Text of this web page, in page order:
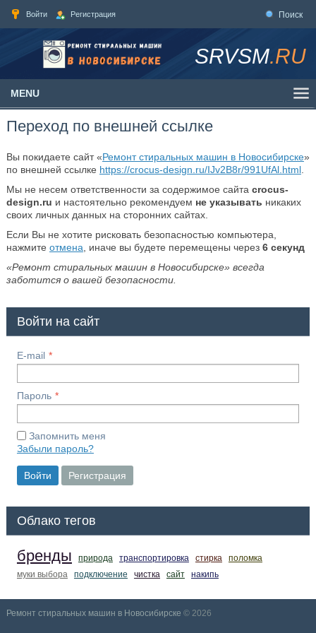
Войти Регистрация Поиск
SRVSM.RU
MENU
Переход по внешней ссылке
Вы покидаете сайт «Ремонт стиральных машин в Новосибирске»
по внешней ссылке https://crocus-design.ru/IJv2B8r/991UfAl.html.
Мы не несем ответственности за содержимое сайта crocus-
design.ru и настоятельно рекомендуем не указывать никаких
своих личных данных на сторонних сайтах.
Если Вы не хотите рисковать безопасностью компьютера,
нажмите отмена , иначе вы будете перемещены через 6секунд
«Ремонт стиральных машин в Новосибирске» всегда
заботится о вашей безопасности.
Войти на сайт
E-mail
Пароль
Запомнить меня
Забыли пароль?
Войти Регистрация
Облако тегов
бренды природа транспортировка стирка
поломка
муки выбора
подключение чистка сайт накипь
Ремонт стиральных машин в Новосибирске © 2026